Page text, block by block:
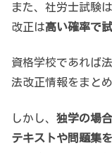
また、社労士試験は
改正は高い確率で
資格学校であれば
法改正情報をまと
しかし、 独学の場合
テキストや問題集